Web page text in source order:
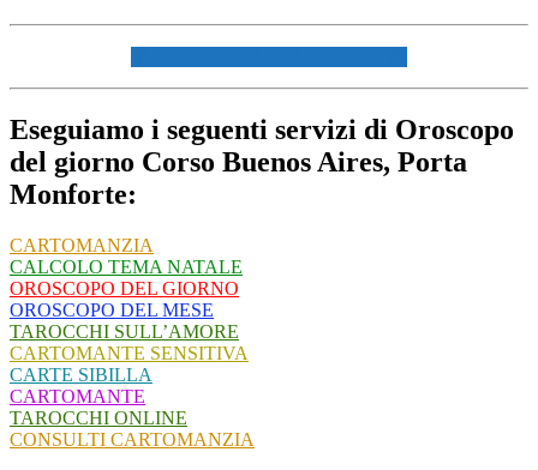
Eseguiamo i seguenti servizi di Oroscopo
del giorno ​Corso Buenos Aires,​ Porta
Monforte:
CARTOMANZIA
CALCOLO TEMA NATALE
OROSCOPO DEL GIORNO
OROSCOPO DEL MESE
TAROCCHI SULL’AMORE
CARTOMANTE SENSITIVA
CARTE SIBILLA
CARTOMANTE
TAROCCHI ONLINE
CONSULTI CARTOMANZIA